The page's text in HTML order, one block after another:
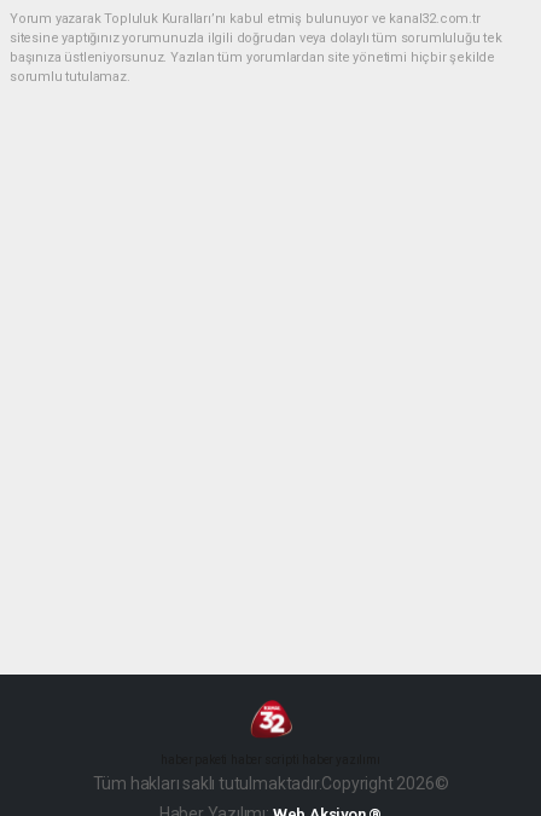
Yorum yazarak Topluluk Kuralları’nı kabul etmiş bulunuyor ve kanal32.com.tr
sitesine yaptığınız yorumunuzla ilgili doğrudan veya dolaylı tüm sorumluluğu tek
başınıza üstleniyorsunuz. Yazılan tüm yorumlardan site yönetimi hiçbir şekilde
sorumlu tutulamaz.
Tüm hakları saklı tutulmaktadır.Copyright 2026©